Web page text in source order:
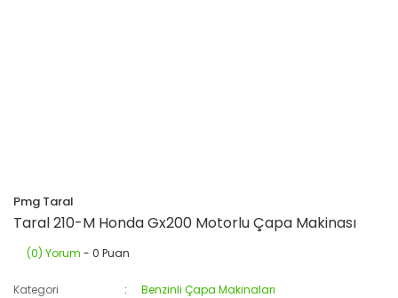
Pmg Taral
Taral 210-M Honda Gx200 Motorlu Çapa Makinası
(0) Yorum - 0 Puan
Kategori
Benzinli Çapa Makinaları